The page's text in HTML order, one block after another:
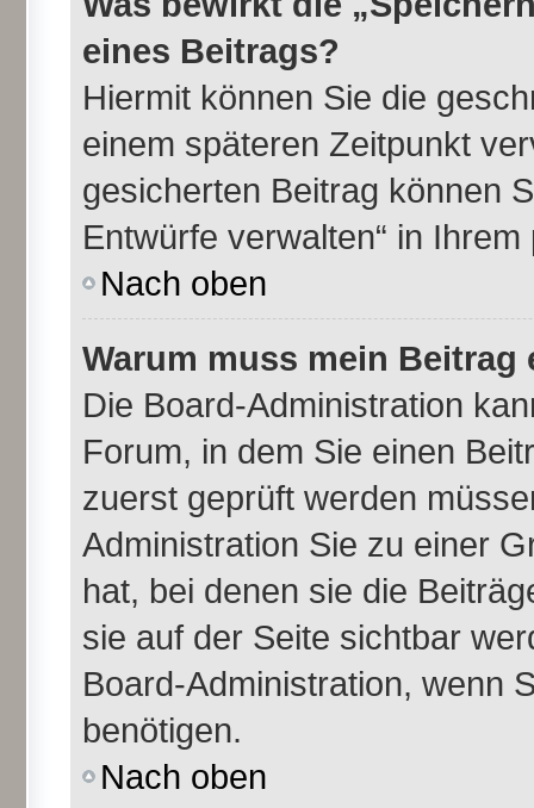
eines Beitrags?
Hiermit können Sie die
einem späteren Zeitpunkt
gesicherten Beitrag können
Entwürfe verwalten“ in
Nach oben
Warum muss mein
Die Board-Administration
Forum, in dem Sie einen
zuerst geprüft werden
Administration Sie zu einer
hat, bei denen sie die
sie auf der Seite sichtbar
Board-Administration, wenn
benötigen.
Nach oben